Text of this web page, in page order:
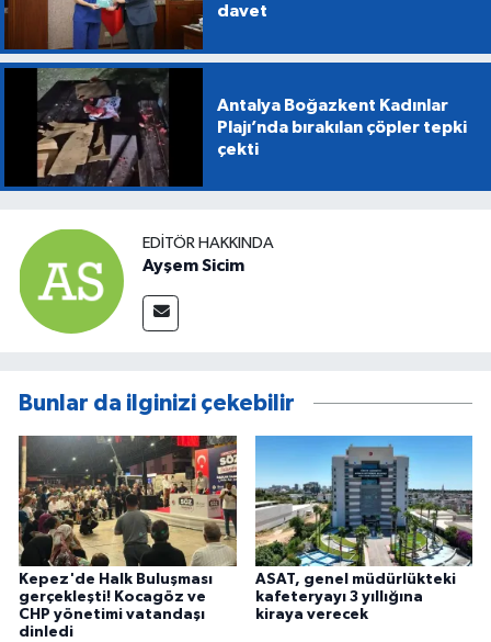
davet
Antalya Boğazkent Kadınlar
Plajı’nda bırakılan çöpler tepki
çekti
EDITÖR HAKKINDA
Ayşem Sicim
Bunlar da ilginizi çekebilir
Kepez'de Halk Buluşması
gerçekleşti! Kocagöz ve
CHP yönetimi vatandaşı
dinledi
ASAT, genel müdürlükteki
kafeteryayı 3 yıllığına
kiraya verecek